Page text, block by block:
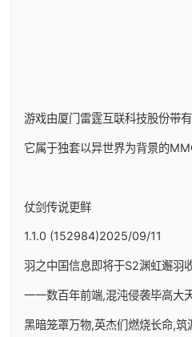
游戏由厦门雷霆互联科技股份带
它属于独套以异世界为背景的
仗剑传说更鲜
1.1.0 (152984)2025/09/11
羽之中国信息即将于S2渊虹邂羽
一一数百年前端,混沌侵袭毕高大
黑暗笼罩万物,英杰们燃烧长命,筑